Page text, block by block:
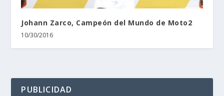
Johann Zarco, Campeón del Mundo de Moto2
10/30/2016
PUBLICIDAD